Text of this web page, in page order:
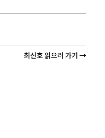
최신호 읽으러 가기 →